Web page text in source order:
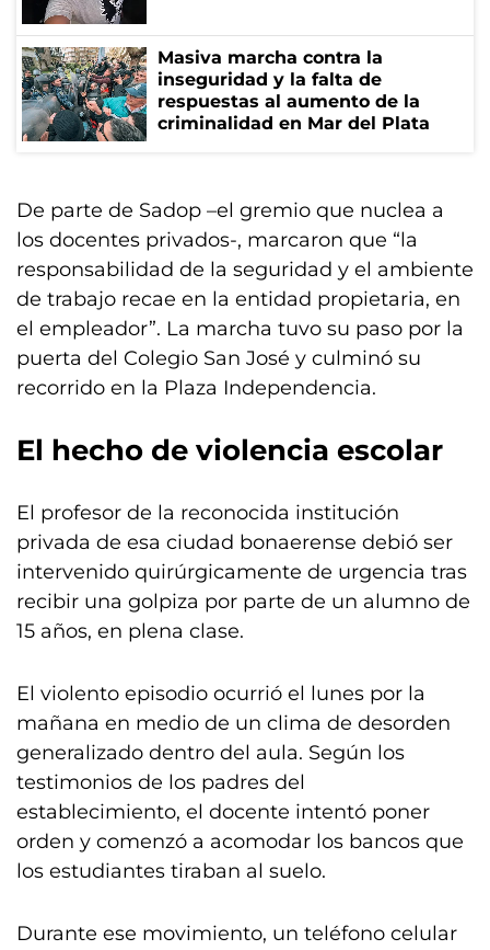
Masiva marcha contra la
inseguridad y la falta de
respuestas al aumento de la
criminalidad en Mar del Plata
De parte de Sadop –el gremio que nuclea a
los docentes privados-, marcaron que “la
responsabilidad de la seguridad y el ambiente
de trabajo recae en la entidad propietaria, en
el empleador”. La marcha tuvo su paso por la
puerta del Colegio San José y culminó su
recorrido en la Plaza Independencia.
El hecho de violencia escolar
El profesor de la reconocida institución
privada de esa ciudad bonaerense debió ser
intervenido quirúrgicamente de urgencia tras
recibir una golpiza por parte de un alumno de
15 años, en plena clase.
El violento episodio ocurrió el lunes por la
mañana en medio de un clima de desorden
generalizado dentro del aula. Según los
testimonios de los padres del
establecimiento, el docente intentó poner
orden y comenzó a acomodar los bancos que
los estudiantes tiraban al suelo.
Durante ese movimiento, un teléfono celular